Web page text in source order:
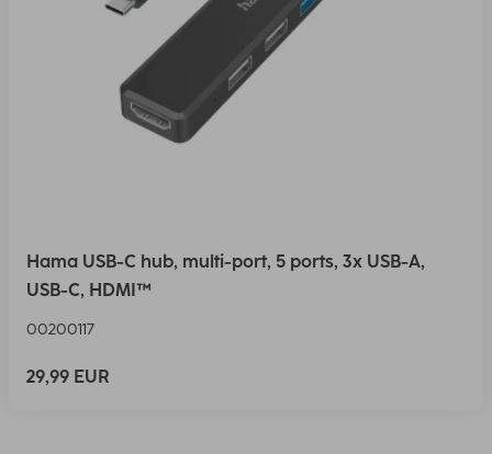
Hama USB-C hub, multi-port, 5 ports, 3x USB-A,
USB-C, HDMI™
00200117
29,99 EUR